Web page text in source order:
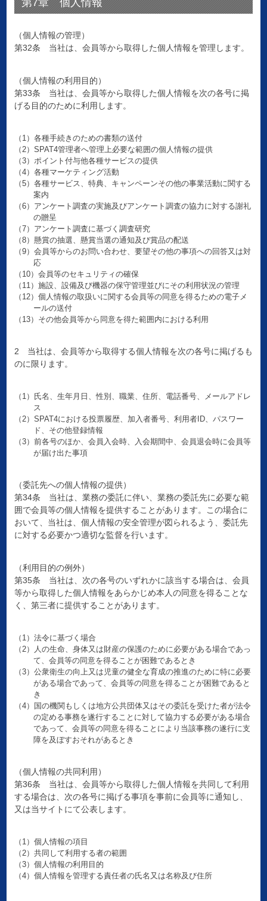
第7章 個人情報
（個人情報の管理）
第32条 当社は、会員等から取得した個人情報を管理します。
（個人情報の利用目的）
第33条 当社は、会員等から取得した個人情報を次の各号に掲
げる目的のために利用します。
（1）各種手続きのための書類の送付
（2）SPAT4管理者へ管理上必要な範囲の個人情報の提供
（3）ポイント付与他各種サービスの提供
（4）各種マーケティング活動
（5）各種サービス、特典、キャンペーンその他の事業活動に関する
案内
（6）アンケート調査の実施及びアンケート調査の協力に対する謝礼
の贈呈
（7）アンケート調査に基づく調査研究
（8）懸賞の抽選、懸賞当選の通知及び賞品の配送
（9）会員等からのお問い合わせ、要望その他の事項への回答又は対
応
（10）会員等のセキュリティの確保
（11）施設、設備及び機器の保守管理並びにその利用状況の管理
（12）個人情報の取扱いに関する会員等の同意を得るための電子メ
ールの送付
（13）その他会員等から同意を得た範囲内における利用
2 当社は、会員等から取得する個人情報を次の各号に掲げるも
のに限ります。
（1）氏名、生年月日、性別、職業、住所、電話番号、メールアドレ
ス
（2）SPAT4における投票履歴、加入者番号、利用者ID、パスワー
ド、その他登録情報
（3）前各号のほか、会員入会時、入会期間中、会員退会時に会員等
が届け出た事項
（委託先への個人情報の提供）
第34条 当社は、業務の委託に伴い、業務の委託先に必要な範
囲で会員等の個人情報を提供することがあります。この場合に
おいて、当社は、個人情報の安全管理が図られるよう、委託先
に対する必要かつ適切な監督を行います。
（利用目的の例外）
第35条 当社は、次の各号のいずれかに該当する場合は、会員
等から取得した個人情報をあらかじめ本人の同意を得ることな
く、第三者に提供することがあります。
（1）法令に基づく場合
（2）人の生命、身体又は財産の保護のために必要がある場合であっ
て、会員等の同意を得ることが困難であるとき
（3）公衆衛生の向上又は児童の健全な育成の推進のために特に必要
がある場合であって、会員等の同意を得ることが困難であると
き
（4）国の機関もしくは地方公共団体又はその委託を受けた者が法令
の定める事務を遂行することに対して協力する必要がある場合
であって、会員等の同意を得ることにより当該事務の遂行に支
障を及ぼすおそれがあるとき
（個人情報の共同利用）
第36条 当社は、会員等から取得した個人情報を共同して利用
する場合は、次の各号に掲げる事項を事前に会員等に通知し、
又は当サイトにて公表します。
（1）個人情報の項目
（2）共同して利用する者の範囲
（3）個人情報の利用目的
（4）個人情報を管理する責任者の氏名又は名称及び住所